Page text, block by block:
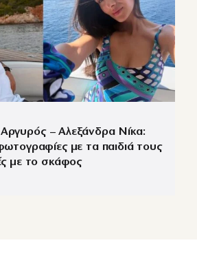
– Αλεξάνδρα Νίκα:
με τα παιδιά τους
με το σκάφος